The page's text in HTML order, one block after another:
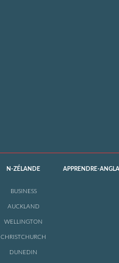
N-ZÉLANDE
BUSINESS
AUCKLAND
WELLINGTON
CHRISTCHURCH
DUNEDIN
APPRENDRE-